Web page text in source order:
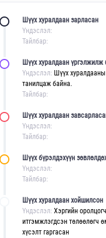
Шүүх хуралдаан зарласан
Үндэслэл:
Тайлбар:
Шүүх хуралдаан үргэлжилж
Үндэслэл: Шүүх
танилцаж байна.
Тайлбар:
Шүүх хуралдаан
Үндэслэл:
Тайлбар:
Шүүх бүрэлдэхүүн
Үндэслэл:
Тайлбар:
Шүүх хуралдаан хойшилсон
Үндэслэл: Хэргийн
итгэмжлэгдсэн төлөөлөгч
хүсэлт гаргасан